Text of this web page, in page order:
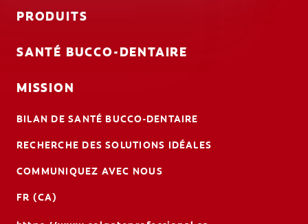
PRODUITS
SANTÉ BUCCO-DENTAIRE
MISSION
BILAN DE SANTÉ BUCCO-DENTAIRE
RECHERCHE DES SOLUTIONS IDÉALES
COMMUNIQUEZ AVEC NOUS
FR (CA)